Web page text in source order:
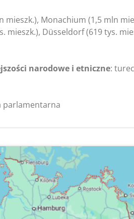
mieszk.), Monachium (1,5 mln
mieszk.), Düsseldorf (619 tys.
narodowe i etniczne:
parlamentarna